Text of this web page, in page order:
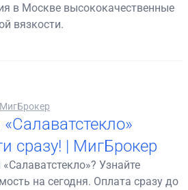
в Москве высококачественные
вязкости.
МигБрокер
сразу! | МигБрокер
Узнайте
на сегодня. Оплата сразу до